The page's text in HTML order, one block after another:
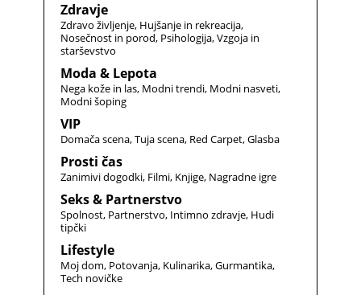
Zdravje
Zdravo življenje Hujšanje in rekreacija
Nosečnost in porod Psihologija Vzgoja in
starševstvo
Moda & Lepota
Nega kože in las Modni trendi Modni nasveti
Modni šoping
VIP
Domača scena Tuja scena Red Carpet Glasba
Prosti čas
Zanimivi dogodki Filmi Knjige Nagradne igre
Seks & Partnerstvo
Spolnost Partnerstvo Intimno zdravje Hudi
tipčki
Lifestyle
Moj dom Potovanja Kulinarika Gurmantika
Tech novičke